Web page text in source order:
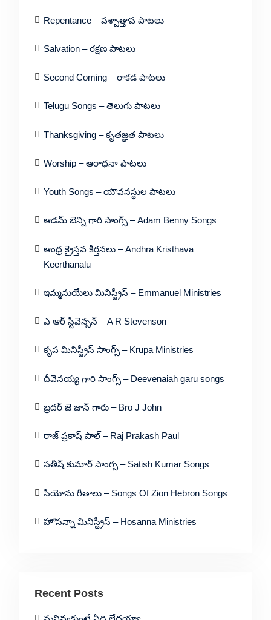
Repentance – పశ్చాత్తాప పాటలు
Salvation – రక్షణ పాటలు
Second Coming – రాకడ పాటలు
Telugu Songs – తెలుగు పాటలు
Thanksgiving – కృతజ్ఞత పాటలు
Worship – ఆరాధనా పాటలు
Youth Songs – యౌవనస్థుల పాటలు
ఆడమ్ బెన్ని గారి సాంగ్స్ – Adam Benny Songs
ఆంధ్ర క్రైస్తవ కీర్తనలు – Andhra Kristhava
Keerthanalu
ఇమ్మనుయేలు మినిస్ట్రీస్ – Emmanuel Ministries
ఎ ఆర్ స్టీవెన్సన్ – A R Stevenson
కృప మినిస్ట్రీస్ సాంగ్స్ – Krupa Ministries
దీవెనయ్య గారి సాంగ్స్ – Deevenaiah garu songs
బ్రదర్ జె జాన్ గారు – Bro J John
రాజ్ ప్రకాష్ పాల్ – Raj Prakash Paul
సతీష్ కుమార్ సాంగ్స – Satish Kumar Songs
సీయోను గీతాలు – Songs Of Zion Hebron Songs
హోసన్నా మినిస్ట్రీస్ – Hosanna Ministries
Recent Posts